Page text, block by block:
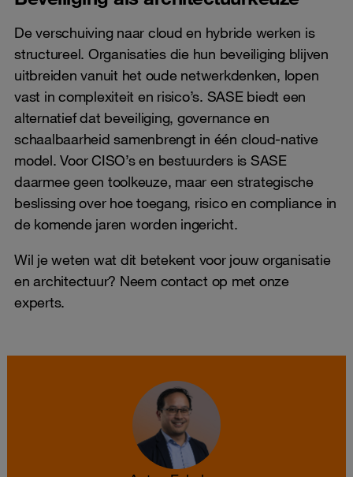
De verschuiving naar cloud en hybride werken is
structureel. Organisaties die hun beveiliging blijven
uitbreiden vanuit het oude netwerkdenken, lopen
vast in complexiteit en risico’s. SASE biedt een
alternatief dat beveiliging, governance en
schaalbaarheid samenbrengt in één cloud-native
model. Voor CISO’s en bestuurders is SASE
daarmee geen toolkeuze, maar een strategische
beslissing over hoe toegang, risico en compliance in
de komende jaren worden ingericht.
Wil je weten wat dit betekent voor jouw organisatie
en architectuur? Neem contact op met onze
experts.